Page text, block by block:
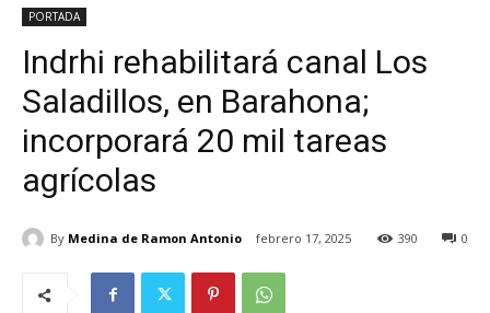
PORTADA
Indrhi rehabilitará canal Los
Saladillos, en Barahona;
incorporará 20 mil tareas
agrícolas
By Medina de Ramon Antonio febrero 17, 2025 0
390